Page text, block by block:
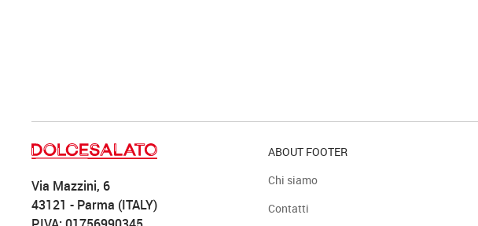
Via Mazzini, 6
43121 - Parma (ITALY)
ABOUT FOOTER
Chi siamo
Contatti